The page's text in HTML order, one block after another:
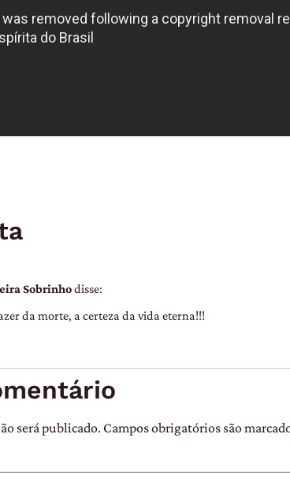
Sobrinhodisse:
da morte, a certeza da vida eterna!!!
será publicado. Campos obrigatórios são